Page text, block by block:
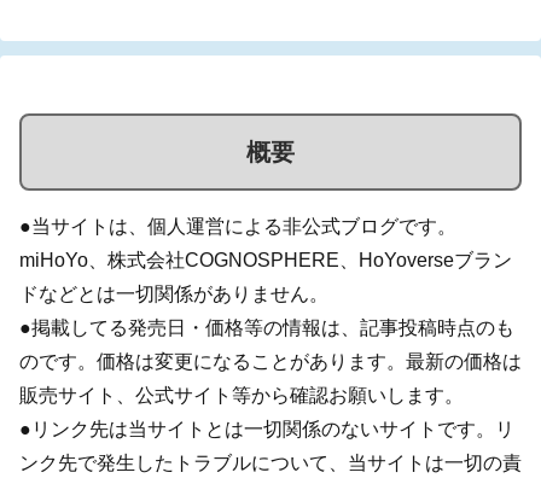
概要
●当サイトは、個人運営による非公式ブログです。
miHoYo、株式会社COGNOSPHERE、HoYoverseブラン
ドなどとは一切関係がありません。
●掲載してる発売日・価格等の情報は、記事投稿時点のも
のです。価格は変更になることがあります。最新の価格は
販売サイト、公式サイト等から確認お願いします。
●リンク先は当サイトとは一切関係のないサイトです。リ
ンク先で発生したトラブルについて、当サイトは一切の責